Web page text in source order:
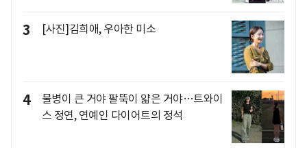
3 [사진]김희애, 우아한 미소
4
물병이 큰 거야 팔뚝이 얇은 거야…트와이
스 정연, 연예인 다이어트의 정석